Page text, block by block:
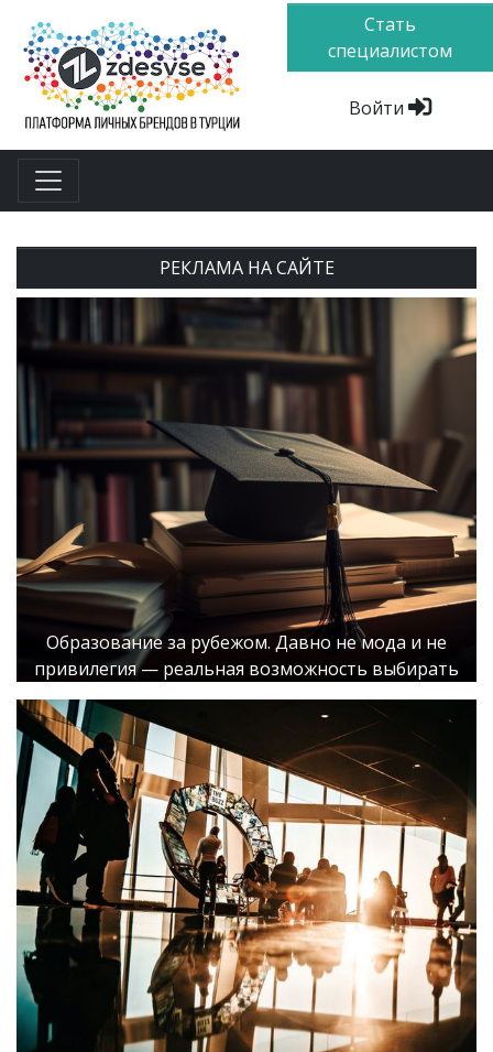
Стать
специалистом
Войти
РЕКЛАМА НА САЙТЕ
Образование за рубежом. Давно не мода и не
привилегия — реальная возможность выбирать